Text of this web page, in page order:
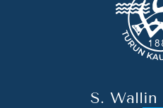
S. Wallin